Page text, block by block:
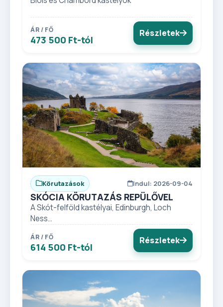
ÁR / FŐ
473 500 Ft-tól
Részletek
Körutazások Indul: 2026-09-04
SKÓCIA KÖRUTAZÁS REPÜLŐVEL
A Skót-felföld kastélyai, Edinburgh, Loch
Ness...
ÁR / FŐ
614 500 Ft-tól
Részletek